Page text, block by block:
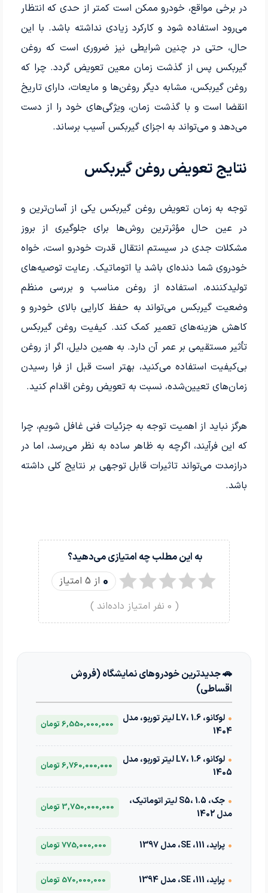
در برخی مواقع، خودرو ممکن است کمتر از حدی که انتظار
می‌رود استفاده شود و کارکرد زیادی نداشته باشد. با این
حال، حتی در چنین شرایطی نیز ضروری است که روغن
گیربکس پس از گذشت زمان معین تعویض گردد. چرا که
روغن گیربکس، مشابه دیگر روغن‌ها و مایعات، دارای تاریخ
انقضا است و با گذشت زمان، ویژگی‌های خود را از دست
می‌دهد و می‌تواند به اجزای گیربکس آسیب برساند.
نتایج تعویض روغن گیربکس
توجه به زمان تعویض روغن گیربکس یکی از آسان‌ترین و
در عین حال مؤثرترین روش‌ها برای جلوگیری از بروز
مشکلات جدی در سیستم انتقال قدرت خودرو است، خواه
خودروی شما دنده‌ای باشد یا اتوماتیک. رعایت توصیه‌های
تولیدکننده، استفاده از روغن مناسب و بررسی منظم
وضعیت گیربکس می‌تواند به حفظ کارایی بالای خودرو و
کاهش هزینه‌های تعمیر کمک کند. کیفیت روغن گیربکس
تأثیر مستقیمی بر عمر آن دارد. به همین دلیل، اگر از روغن
بی‌کیفیت استفاده می‌کنید، بهتر است قبل از فرا رسیدن
زمان‌های تعیین‌شده، نسبت به تعویض روغن اقدام کنید.
هرگز نباید از اهمیت توجه به جزئیات فنی غافل شویم، چرا
که این فرآیند، اگرچه به ظاهر ساده به نظر می‌رسد، اما در
درازمدت می‌تواند تاثیرات قابل توجهی بر نتایج کلی داشته
باشد.
به این مطلب چه امتیازی می‌دهید؟
0 از 5 امتیاز
(
0 نفر امتیاز داده‌اند )
🚗 جدیدترین خودروهای نمایشگاه (فروش
اقساطی)
•
لوکانو، L7، 1.6 لیتر توربو، مدل
1404
6,550,000,000 تومان
•
لوکانو، L7، 1.6 لیتر توربو، مدل
1405
6,760,000,000 تومان
•
جک، S5، 1.5 لیتر اتوماتیک،
مدل 1402
3,750,000,000 تومان
• پراید، 111، SE، مدل 1397 775,000,000 تومان
• پراید، 111، SE، مدل 1394 570,000,000 تومان